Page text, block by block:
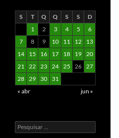
S T Q Q S S
D
1
2 3 4 5
6
7
8 9 10 11 12
13
14
15 16 17 18 19 20
21 22 23 24 25 26 27
28 29 30
31
« abr
jun »
Pesquisar
por: